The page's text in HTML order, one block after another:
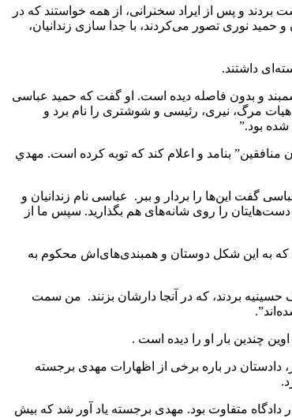
و پس از ایراد سخنرانی، از همه خواستند که در
خود او را به بند ۲ یا سالن ۱۳ منتقل کردند. مهدي افزود که ناصريان و حمید نوری تصور می‌کردند، با جدا سازی زندانیان،
و بدون فاصله دیده است. او گفت که حمید عباسی
مرگ، نیری، رئیسی و شوشتری را نام برد و
شده بود.”
منافقين” بنامد و اعلام کند که توبه کرده است. مهدي
گفت این‌ها را بردار و ببر. عباسی نام زندانیان و
دست‌‌هایتان را روی شانه‌های هم بگذارید. سپس ما از
به این شکل دوستان و همبندی‌های‌اش محکوم به
حسینیه بردند، که در آنجا دارشان بزنند. من سمت
چندین بار او را دیده است .
در باره برخی از اظهارات مهدی برجسته
دادگاه متفاوت بود. مهدی برجسته یاد آور شد که بیش